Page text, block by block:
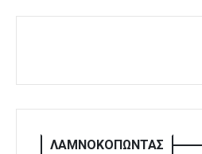
ΛΑΜΝΟΚΟΠΩΝΤΑΣ